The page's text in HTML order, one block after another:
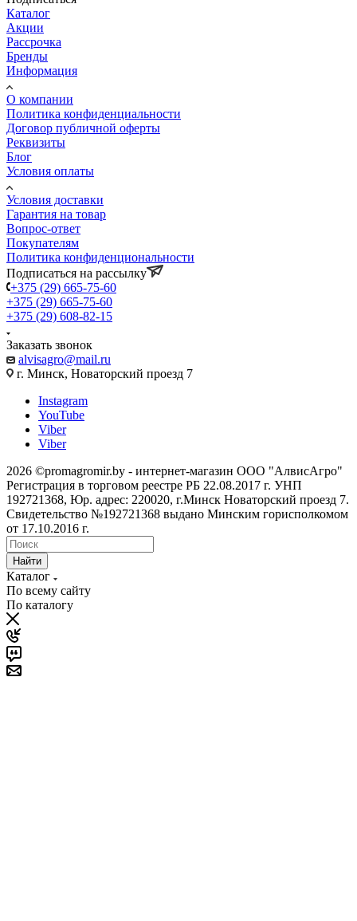
Каталог
Акции
Рассрочка
Бренды
Информация
О компании
Политика конфиденциальности
Договор публичной оферты
Реквизиты
Блог
Условия оплаты
Условия доставки
Гарантия на товар
Вопрос-ответ
Покупателям
Политика конфиденциональности
Подписаться на рассылку
+375 (29) 665-75-60
+375 (29) 665-75-60
+375 (29) 608-82-15
Заказать звонок
alvisagro@mail.ru
г. Минск, Новаторский проезд 7
Instagram
YouTube
Viber
Viber
2026 ©promagromir.by - интернет-магазин ООО "АлвисАгро"
Регистрация в торговом реестре РБ 22.08.2017 г. УНП
192721368, Юр. адрес: 220020, г.Минск Новаторский проезд 7.
Свидетельство №192721368 выдано Минским горисполкомом
от 17.10.2016 г.
Найти
Каталог
По всему сайту
По каталогу